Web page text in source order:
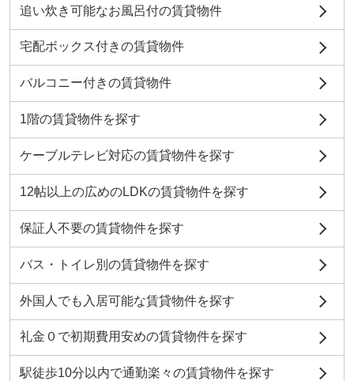
追い炊き可能なお風呂付の賃貸物件
宅配ボックス付きの賃貸物件
バルコニー付きの賃貸物件
1階の賃貸物件を探す
ケーブルテレビ対応の賃貸物件を探す
12帖以上の広めのLDKの賃貸物件を探す
保証人不要の賃貸物件を探す
バス・トイレ別の賃貸物件を探す
外国人でも入居可能な賃貸物件を探す
礼金０で初期費用安めの賃貸物件を探す
駅徒歩10分以内で通勤楽々の賃貸物件を探す